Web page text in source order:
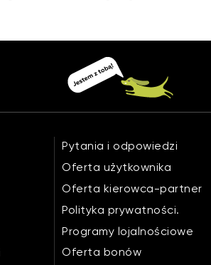
Pytania i odpowiedzi
Oferta użytkownika
Oferta kierowca-partner
Polityka prywatności.
Programy lojalnościowe
Oferta bonów